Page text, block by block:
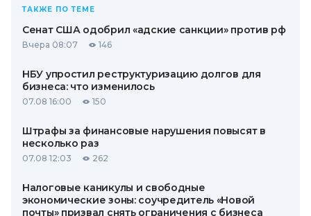
ТАКЖЕ ПО ТЕМЕ
Сенат США одобрил «адские санкции» против рф
Вчера 08:07 146
НБУ упростил реструктуризацию долгов для
бизнеса: что изменилось
07.08 16:00 150
Штрафы за финансовые нарушения повысят в
несколько раз
07.08 12:03 262
Налоговые каникулы и свободные
экономические зоны: соучредитель «Новой
почты» призвал снять ограничения с бизнеса